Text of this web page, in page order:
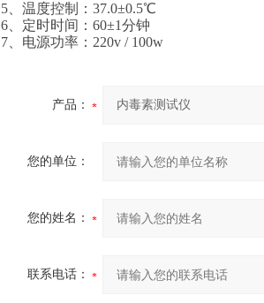
5、 温度控制：37.0±0.5℃
6、 定时时间：60±1分钟
7、 电源功率：220v / 100w
产品：
您的单位：
您的姓名：
联系电话：